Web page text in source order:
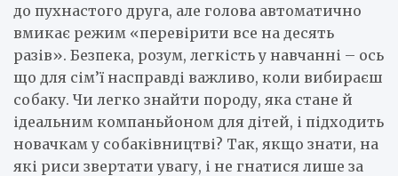
до пухнастого друга, але голова автоматично
вмикає режим «перевірити все на десять
разів». Безпека, розум, легкість у навчанні – ось
що для сім’ї насправді важливо, коли вибираєш
собаку. Чи легко знайти породу, яка стане й
ідеальним компаньйоном для дітей, і підходить
новачкам у собаківництві? Так, якщо знати, на
які риси звертати увагу, і не гнатися лише за